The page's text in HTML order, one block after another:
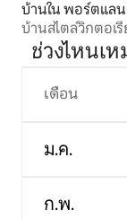
บ้านใน พอร์ตแล
บ้านสไตล์วิกตอเ
ช่วงไหนเ
เดือน
ม.ค.
ก.พ.